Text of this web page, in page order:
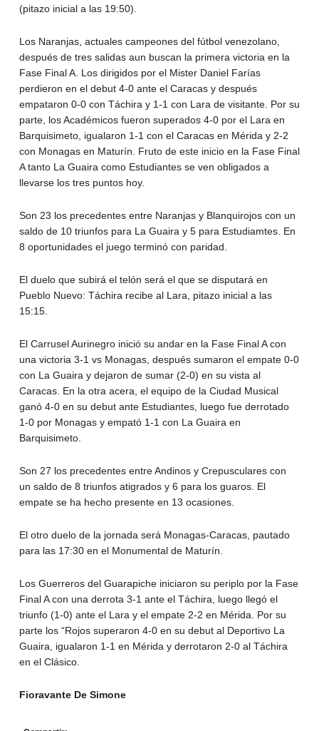
(pitazo inicial a las 19:50).
Los Naranjas, actuales campeones del fútbol venezolano,
después de tres salidas aun buscan la primera victoria en la
Fase Final A. Los dirigidos por el Mister Daniel Farías
perdieron en el debut 4-0 ante el Caracas y después
empataron 0-0 con Táchira y 1-1 con Lara de visitante. Por su
parte, los Académicos fueron superados 4-0 por el Lara en
Barquisimeto, igualaron 1-1 con el Caracas en Mérida y 2-2
con Monagas en Maturín. Fruto de este inicio en la Fase Final
A tanto La Guaira como Estudiantes se ven obligados a
llevarse los tres puntos hoy.
Son 23 los precedentes entre Naranjas y Blanquirojos con un
saldo de 10 triunfos para La Guaira y 5 para Estudiamtes. En
8 oportunidades el juego terminó con paridad.
El duelo que subirá el telón será el que se disputará en
Pueblo Nuevo: Táchira recibe al Lara, pitazo inicial a las
15:15.
El Carrusel Aurinegro inició su andar en la Fase Final A con
una victoria 3-1 vs Monagas, después sumaron el empate 0-0
con La Guaira y dejaron de sumar (2-0) en su vista al
Caracas. En la otra acera, el equipo de la Ciudad Musical
ganó 4-0 en su debut ante Estudiantes, luego fue derrotado
1-0 por Monagas y empató 1-1 con La Guaira en
Barquisimeto.
Son 27 los precedentes entre Andinos y Crepusculares con
un saldo de 8 triunfos atigrados y 6 para los guaros. El
empate se ha hecho presente en 13 ocasiones.
El otro duelo de la jornada será Monagas-Caracas, pautado
para las 17:30 en el Monumental de Maturín.
Los Guerreros del Guarapiche iniciaron su periplo por la Fase
Final A con una derrota 3-1 ante el Táchira, luego llegó el
triunfo (1-0) ante el Lara y el empate 2-2 en Mérida. Por su
parte los “Rojos superaron 4-0 en su debut al Deportivo La
Guaira, igualaron 1-1 en Mérida y derrotaron 2-0 al Táchira
en el Clásico.
Fioravante De Simone